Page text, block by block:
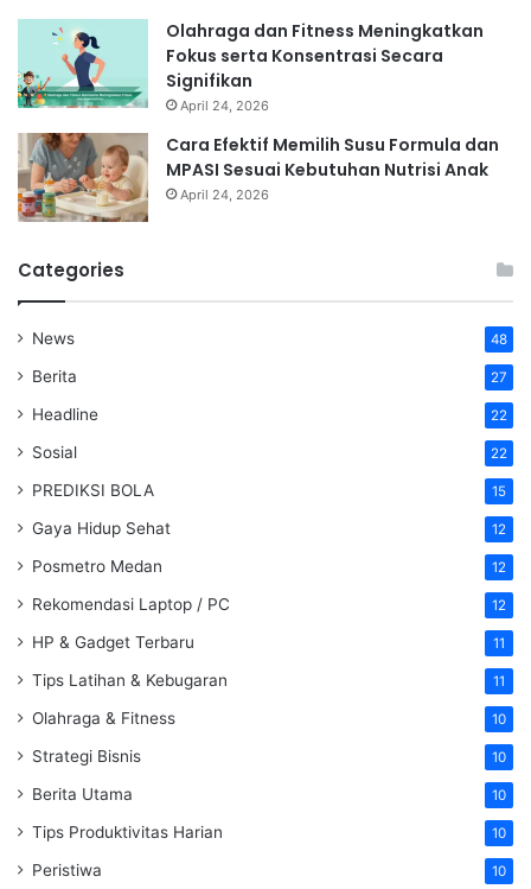
Olahraga dan Fitness Meningkatkan
Fokus serta Konsentrasi Secara
Signifikan
April 24, 2026
Cara Efektif Memilih Susu Formula dan
MPASI Sesuai Kebutuhan Nutrisi Anak
April 24, 2026
Categories
News 48
Berita 27
Headline 22
Sosial 22
PREDIKSI BOLA 15
Gaya Hidup Sehat 12
Posmetro Medan 12
Rekomendasi Laptop / PC 12
HP & Gadget Terbaru 11
Tips Latihan & Kebugaran 11
Olahraga & Fitness 10
Strategi Bisnis 10
Berita Utama 10
Tips Produktivitas Harian 10
Peristiwa 10